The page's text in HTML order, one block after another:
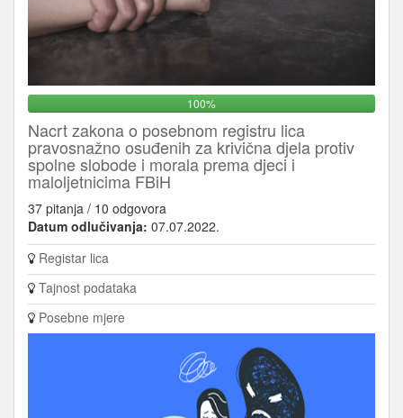
100%
Nacrt zakona o posebnom registru lica
pravosnažno osuđenih za krivična djela protiv
spolne slobode i morala prema djeci i
maloljetnicima FBiH
37 pitanja / 10 odgovora
Datum odlučivanja: 07.07.2022.
Registar lica
Tajnost podataka
Posebne mjere